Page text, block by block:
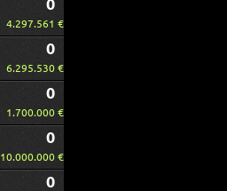
0
4.297.561 €
0
6.295.530 €
0
1.700.000 €
0
10.000.000 €
0